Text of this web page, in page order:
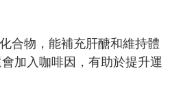
合物，能補充肝醣和維持體
加入咖啡因，有助於提升運